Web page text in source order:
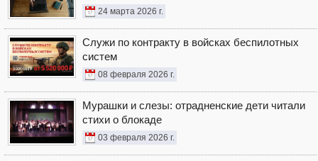
24 марта 2026 г.
Служи по контракту в войсках беспилотных
систем
08 февраля 2026 г.
Мурашки и слезы: отрадненские дети читали
стихи о блокаде
03 февраля 2026 г.